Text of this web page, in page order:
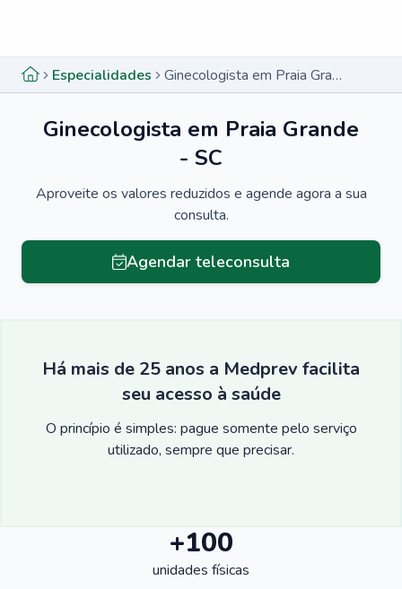
Especialidades Ginecologista em Praia Grande - SC
Ginecologista em Praia Grande
- SC
Aproveite os valores reduzidos e agende agora a sua
consulta.
Agendar teleconsulta
Há mais de 25 anos a Medprev facilita
seu acesso à saúde
O princípio é simples: pague somente pelo serviço
utilizado, sempre que precisar.
+100
unidades físicas